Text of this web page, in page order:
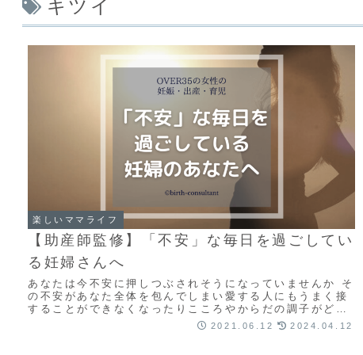
キツイ
楽しいママライフ
【助産師監修】「不安」な毎日を過ごしてい
る妊婦さんへ
あなたは今不安に押しつぶされそうになっていませんか そ
の不安があなた全体を包んでしまい愛する人にもうまく接
することができなくなったりこころやからだの調子がどん
どん悪くなるならどこかで少しその不安と離れ...
2021.06.12 2024.04.12